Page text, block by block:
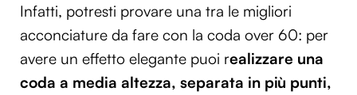
Infatti, potresti provare una tra le migliori
acconciature da fare con la coda over 60: per
avere un effetto elegante puoi realizzare una
coda a media altezza, separata in più punti,